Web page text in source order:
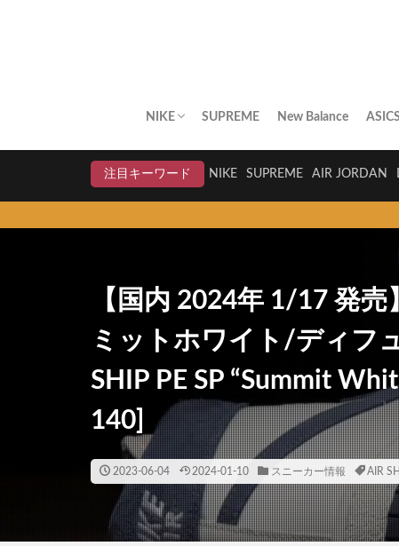
NIKE SUPREME New Balance ASICS
注目キーワード
NIKE SUPREME AIR JORDAN
【国内 2024年 1/17 発
ミットホワイト/ディフ
SHIP PE SP “Summit
140]
2023-06-04 2024-01-10 スニーカー情報 AIR